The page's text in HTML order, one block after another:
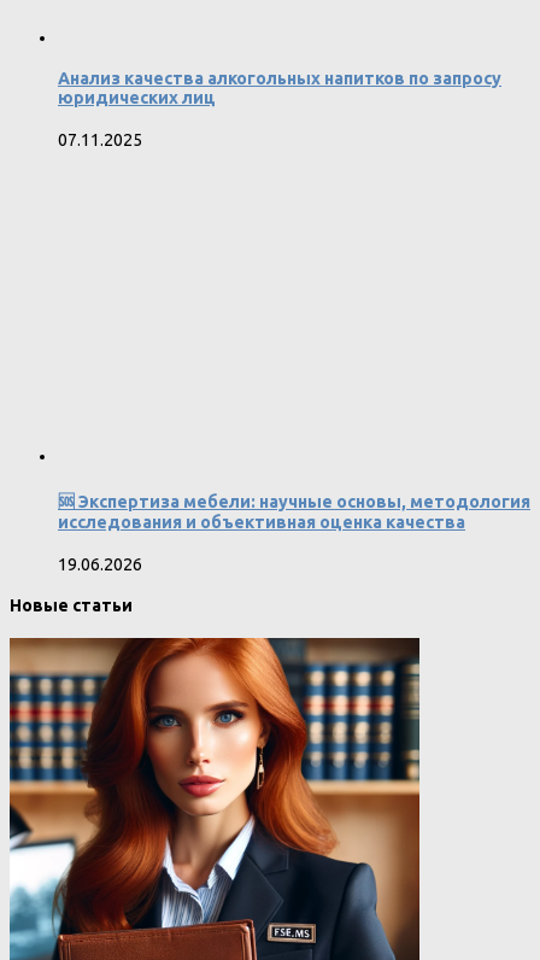
Анализ качества алкогольных напитков по запросу
юридических лиц
07.11.2025
🆘 Экспертиза мебели: научные основы, методология
исследования и объективная оценка качества
19.06.2026
Новые статьи